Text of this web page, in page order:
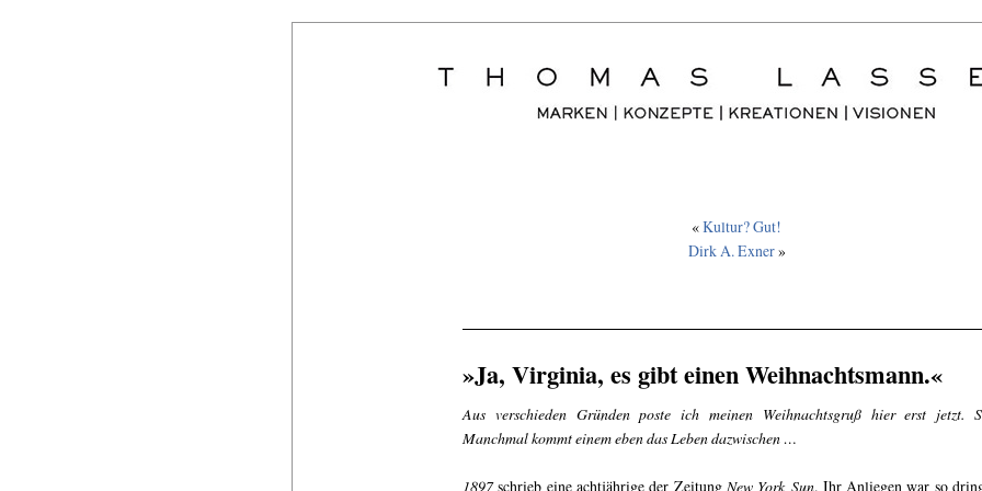
«Kultur? Gut!
Dirk A. Exner»
»Ja, Virginia, es gibt einen Weihnachtsmann.«
Aus verschieden Gründen poste ich meinen Weihnachtsgruß hier erst jetzt.
Manchmal kommt einem eben das Leben dazwischen …
1897schrieb eine achtjährige der Zeitung New York Sun. Ihr Anliegen war so